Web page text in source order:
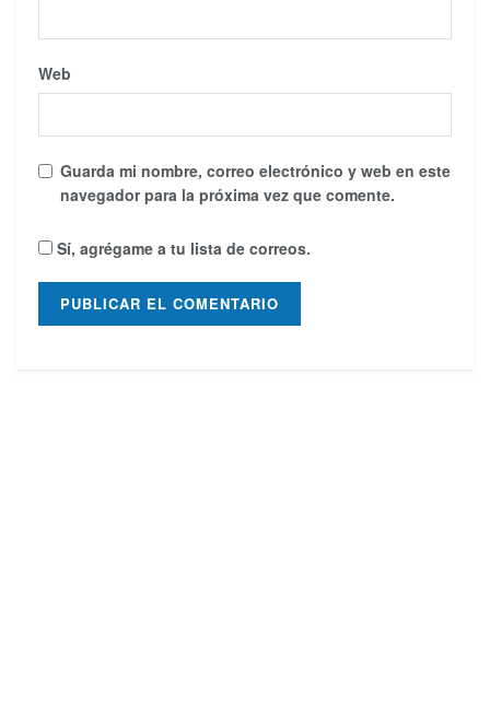
Web
Guarda mi nombre, correo electrónico y web en este
navegador para la próxima vez que comente.
Sí, agrégame a tu lista de correos.